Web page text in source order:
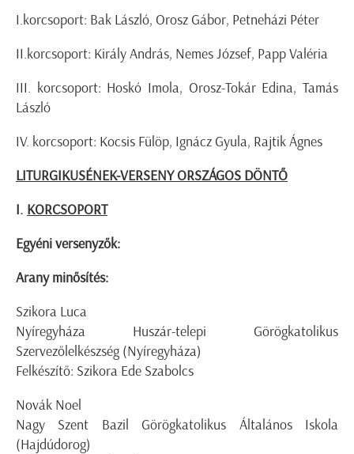
I.korcsoport: Bak László, Orosz Gábor, Petneházi Péter
II.korcsoport: Király András, Nemes József, Papp Valéria
III. korcsoport: Hoskó Imola, Orosz-Tokár Edina, Tamás
László
IV. korcsoport: Kocsis Fülöp, Ignácz Gyula, Rajtik Ágnes
LITURGIKUSÉNEK-VERSENY ORSZÁGOS DÖNTŐ
I. KORCSOPORT
Egyéni versenyzők:
Arany minősítés:
Szikora Luca
Nyíregyháza Huszár-telepi Görögkatolikus
Szervezőlelkészség (Nyíregyháza)
Felkészítő: Szikora Ede Szabolcs
Novák Noel
Nagy Szent Bazil Görögkatolikus Általános Iskola
(Hajdúdorog)